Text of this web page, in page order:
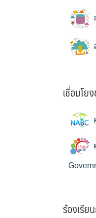
เชื่อมโย
ร้องเรีย